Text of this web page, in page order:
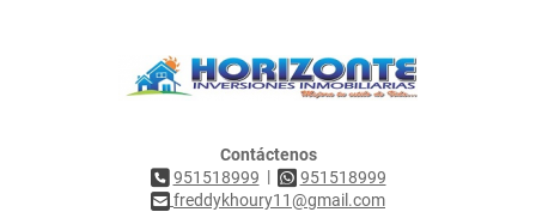
Contáctenos
951518999 |
951518999
freddykhoury11@gmail.com